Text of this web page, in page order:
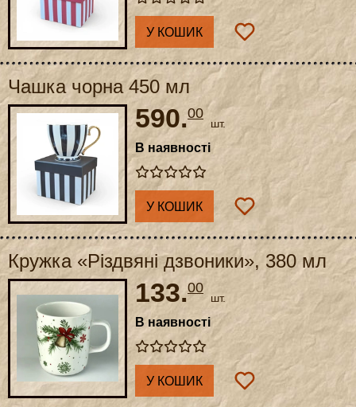
У КОШИК
Чашка чорна 450 мл
590.00
шт.
В наявності
У КОШИК
Кружка «Різдвяні дзвоники», 380 мл
133.00
шт.
В наявності
У КОШИК